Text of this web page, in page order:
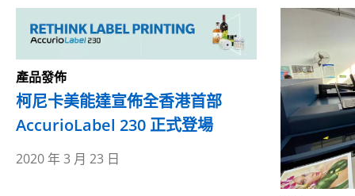
產品發佈
柯尼卡美能達宣佈全香港首部
AccurioLabel 230 正式登場
2020 年 3 月 23 日